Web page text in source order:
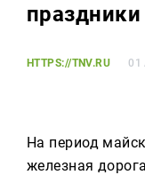
Телепрограмма
Магазин
reception@tnvtv.ru
праздники
HTTPS://TNV.RU 01
На период
железная